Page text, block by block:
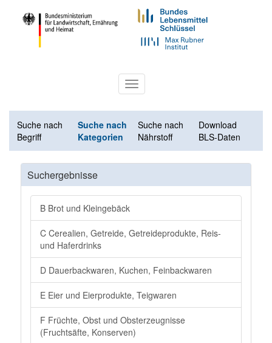
Toggle
navigation
Suche nach
Begriff
Suche nach
Kategorien
Suche nach
Nährstoff
Download
BLS-Daten
Suchergebnisse
B Brot und Kleingebäck
C Cerealien, Getreide, Getreideprodukte, Reis-
und Haferdrinks
D Dauerbackwaren, Kuchen, Feinbackwaren
E Eier und Eierprodukte, Teigwaren
F Früchte, Obst und Obsterzeugnisse
(Fruchtsäfte, Konserven)